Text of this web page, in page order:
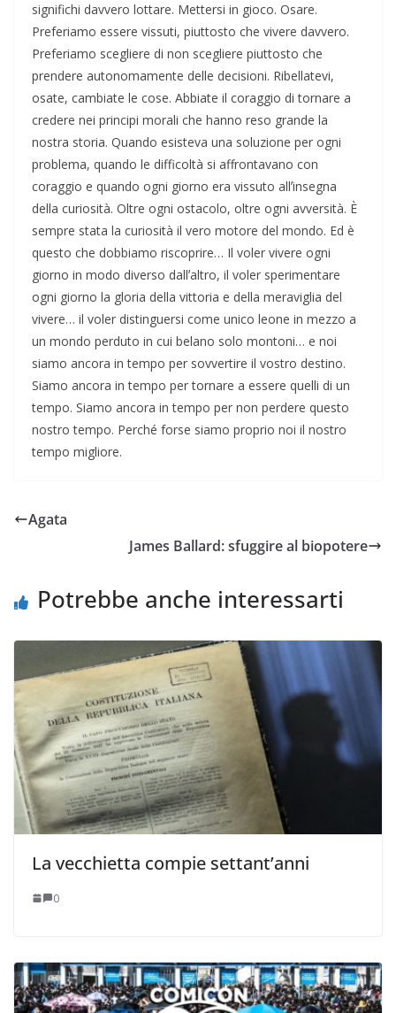
significhi davvero lottare. Mettersi in gioco. Osare.
Preferiamo essere vissuti, piuttosto che vivere davvero.
Preferiamo scegliere di non scegliere piuttosto che
prendere autonomamente delle decisioni. Ribellatevi,
osate, cambiate le cose. Abbiate il coraggio di tornare a
credere nei principi morali che hanno reso grande la
nostra storia. Quando esisteva una soluzione per ogni
problema, quando le difficoltà si affrontavano con
coraggio e quando ogni giorno era vissuto allʼinsegna
della curiosità. Oltre ogni ostacolo, oltre ogni avversità. È
sempre stata la curiosità il vero motore del mondo. Ed è
questo che dobbiamo riscoprire… Il voler vivere ogni
giorno in modo diverso dallʼaltro, il voler sperimentare
ogni giorno la gloria della vittoria e della meraviglia del
vivere… il voler distinguersi come unico leone in mezzo a
un mondo perduto in cui belano solo montoni… e noi
siamo ancora in tempo per sovvertire il vostro destino.
Siamo ancora in tempo per tornare a essere quelli di un
tempo. Siamo ancora in tempo per non perdere questo
nostro tempo. Perché forse siamo proprio noi il nostro
tempo migliore.
Agata
James Ballard: sfuggire al biopotere
Potrebbe anche interessarti
La vecchietta compie settant’anni
0